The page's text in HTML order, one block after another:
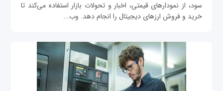
سود، از نمودارهای قیمتی، اخبار و تحولات بازار استفاده می‌کند تا
خرید و فروش ارزهای دیجیتال را انجام دهد. وب‌...